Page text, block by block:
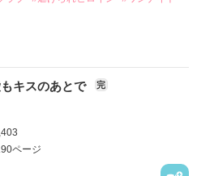
まった。
た哲平は
真っ直ぐに告げてきた。
いう気持ちを隠すことなく
トーカー被害に
提案してきて――。
でうまくいかなかった梅田美
たところ、日本人美青年と出会
関係となる。
ワンナイトした美青年と再会。
御曹司にも関わらず、一族を離
、社内でも冷徹だと評判な社長
――！
キスのあとで 完
ページ